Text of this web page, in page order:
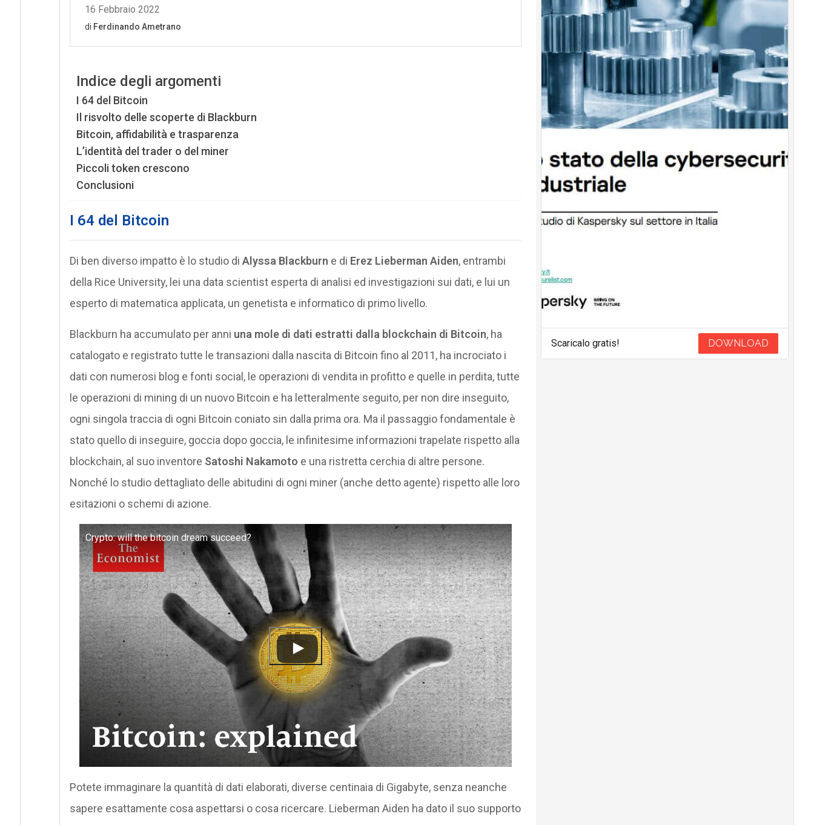
Indice degli argomenti
I 64 del Bitcoin
Il risvolto delle scoperte di Blackburn
Bitcoin, affidabilità e trasparenza
L’identità del trader o del miner
Piccoli token crescono
Conclusioni
I 64 del Bitcoin
Di ben diverso impatto è lo studio di Alyssa Blackburn e di Erez Lieberman Aiden, entrambi
della Rice University, lei una data scientist esperta di analisi ed investigazioni sui dati, e lui un
esperto di matematica applicata, un genetista e informatico di primo livello.
Blackburn ha accumulato per anni una mole di dati estratti dalla blockchain di Bitcoin, ha
catalogato e registrato tutte le transazioni dalla nascita di Bitcoin fino al 2011, ha incrociato i
dati con numerosi blog e fonti social, le operazioni di vendita in profitto e quelle in perdita, tutte
le operazioni di mining di un nuovo Bitcoin e ha letteralmente seguito, per non dire inseguito,
ogni singola traccia di ogni Bitcoin coniato sin dalla prima ora. Ma il passaggio fondamentale è
stato quello di inseguire, goccia dopo goccia, le infinitesime informazioni trapelate rispetto alla
blockchain, al suo inventore Satoshi Nakamoto e una ristretta cerchia di altre persone.
Nonché lo studio dettagliato delle abitudini di ogni miner (anche detto agente) rispetto alle loro
esitazioni o schemi di azione.
Crypto: will the bitcoin dream succeed?
Potete immaginare la quantità di dati elaborati, diverse centinaia di Gigabyte, senza neanche
sapere esattamente cosa aspettarsi o cosa ricercare. Lieberman Aiden ha dato il suo supporto
Scaricalo gratis! DOWNLOAD